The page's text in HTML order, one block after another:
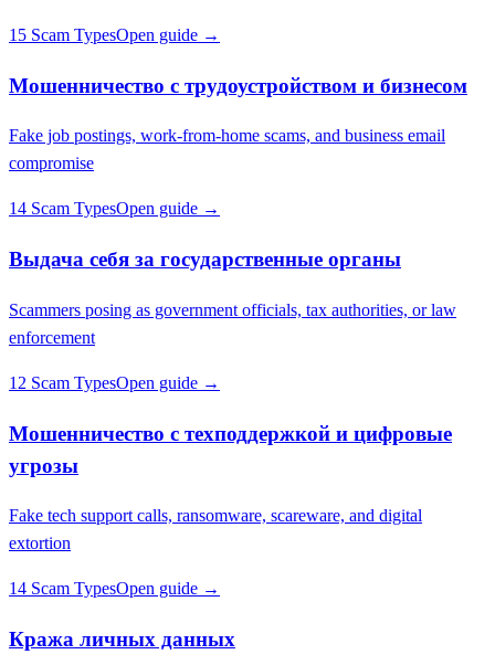
15 Scam TypesOpen guide →
Мошенничество с трудоустройством и бизнесом
Fake job postings, work-from-home scams, and business email
compromise
14 Scam TypesOpen guide →
Выдача себя за государственные органы
Scammers posing as government officials, tax authorities, or law
enforcement
12 Scam TypesOpen guide →
Мошенничество с техподдержкой и цифровые
угрозы
Fake tech support calls, ransomware, scareware, and digital
extortion
14 Scam TypesOpen guide →
Кража личных данных